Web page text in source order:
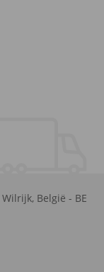
Wilrijk, België - BE